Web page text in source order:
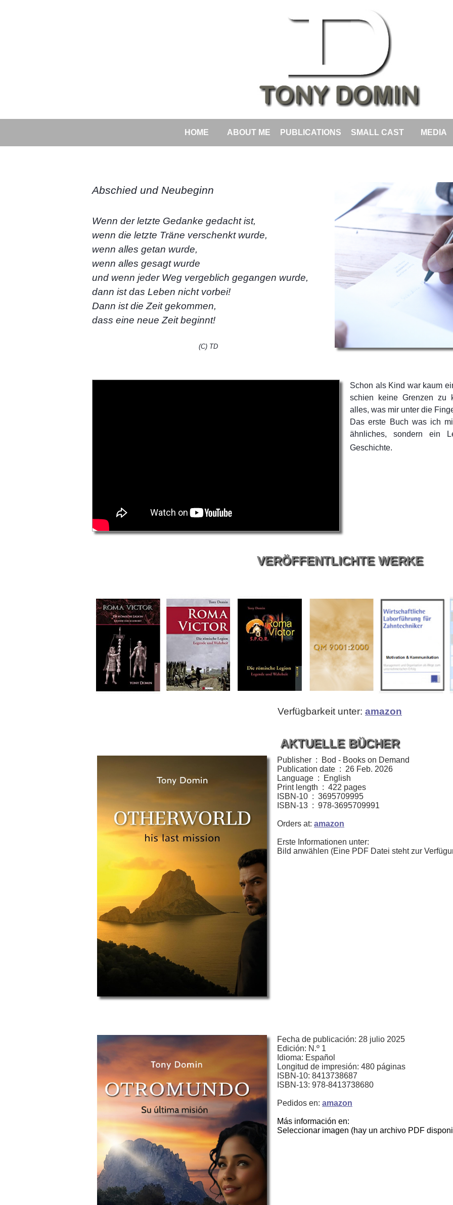
HOME ABOUT ME PUBLICATIONS SMALL CAST MEDIA
Abschied und Neubeginn
Wenn der letzte Gedanke gedacht ist,
wenn die letzte Träne verschenkt wurde,
wenn alles getan wurde,
wenn alles gesagt wurde
und wenn jeder Weg vergeblich gegangen wurde,
dann ist das Leben nicht vorbei!
Dann ist die Zeit gekommen,
dass eine neue Zeit beginnt!
(C) TD
Schon als Kind war kaum
schien keine Grenzen zu
alles, was mir unter die
Das erste Buch was ich
ähnliches, sondern ein
Geschichte.
VERÖFFENTLICHTE WERKE
Verfügbarkeit unter: amazon
AKTUELLE BÜCHER
Publisher ‏ : ‎ Bod - Books on Demand
Publication date ‏ : ‎ 26 Feb. 2026
Language ‏ : ‎ English
Print length ‏ : ‎ 422 pages
ISBN-10 ‏ : ‎ 3695709995
ISBN-13 ‏ : ‎ 978-3695709991
Orders at: amazon
Erste Informationen unter:
Bild anwählen (Eine PDF Datei steht zur
Fecha de publicación: 28 julio 2025
Edición: N.º 1
Idioma: Español
Longitud de impresión: 480 páginas
ISBN-10: 8413738687
ISBN-13: 978-8413738680
Pedidos en: amazon
Más información en:
Seleccionar imagen (hay un archivo PDF